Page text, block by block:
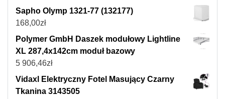
Sapho Olymp 1321-77 (132177)
168,00zł
Polymer GmbH Daszek modułowy Lightline
XL 287,4x142cm moduł bazowy
5 906,46zł
Vidaxl Elektryczny Fotel Masujący Czarny
Tkanina 3143505